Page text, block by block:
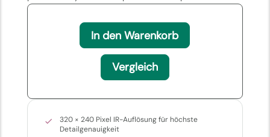
In den Warenkorb
Vergleich
320 × 240 Pixel IR-Auflösung für höchste
Detailgenauigkeit